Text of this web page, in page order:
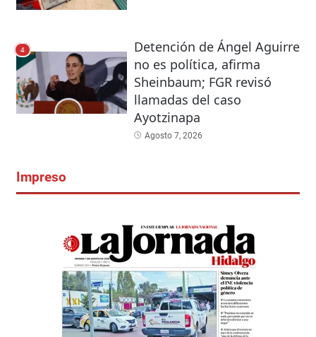
4
Detención de Ángel Aguirre
no es política, afirma
Sheinbaum; FGR revisó
llamadas del caso
Ayotzinapa
Agosto 7, 2026
Impreso